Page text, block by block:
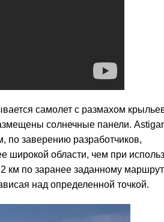
самолет с размахом
солнечные панели.
по заверению разработчиков,
широкой области, чем при
км по заранее заданному
над определенной точкой.